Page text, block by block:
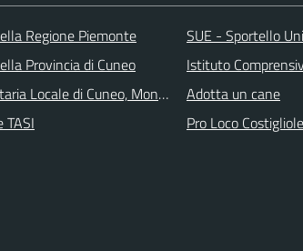
Regione Piemonte
Provincia di Cuneo
Locale di Cuneo, Mondovì e Savigliano
TASI
SUE - Sportello
Istituto
Adotta un cane
Pro Loco